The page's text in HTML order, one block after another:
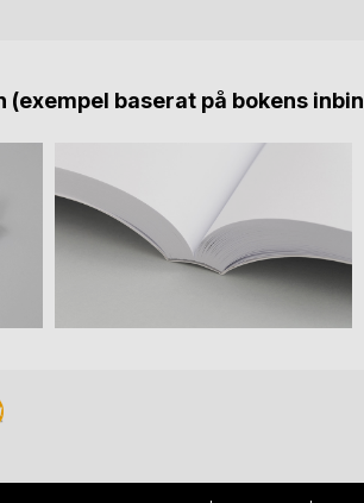
baserat på bokens